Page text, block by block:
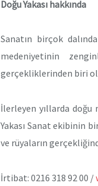
Doğu Yakası hakkında
Sanatın birçok
medeniyetinin
gerçekliklerinden biri
İlerleyen yıllarda doğu
Yakası Sanat ekibinin
ve rüyaların
İrtibat: 0216 318 92 00 /